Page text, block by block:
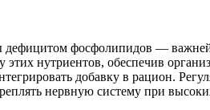
дефицитом фосфолипидов —
этих нутриентов, обеспечив
добавку в рацион.
нервную систему при